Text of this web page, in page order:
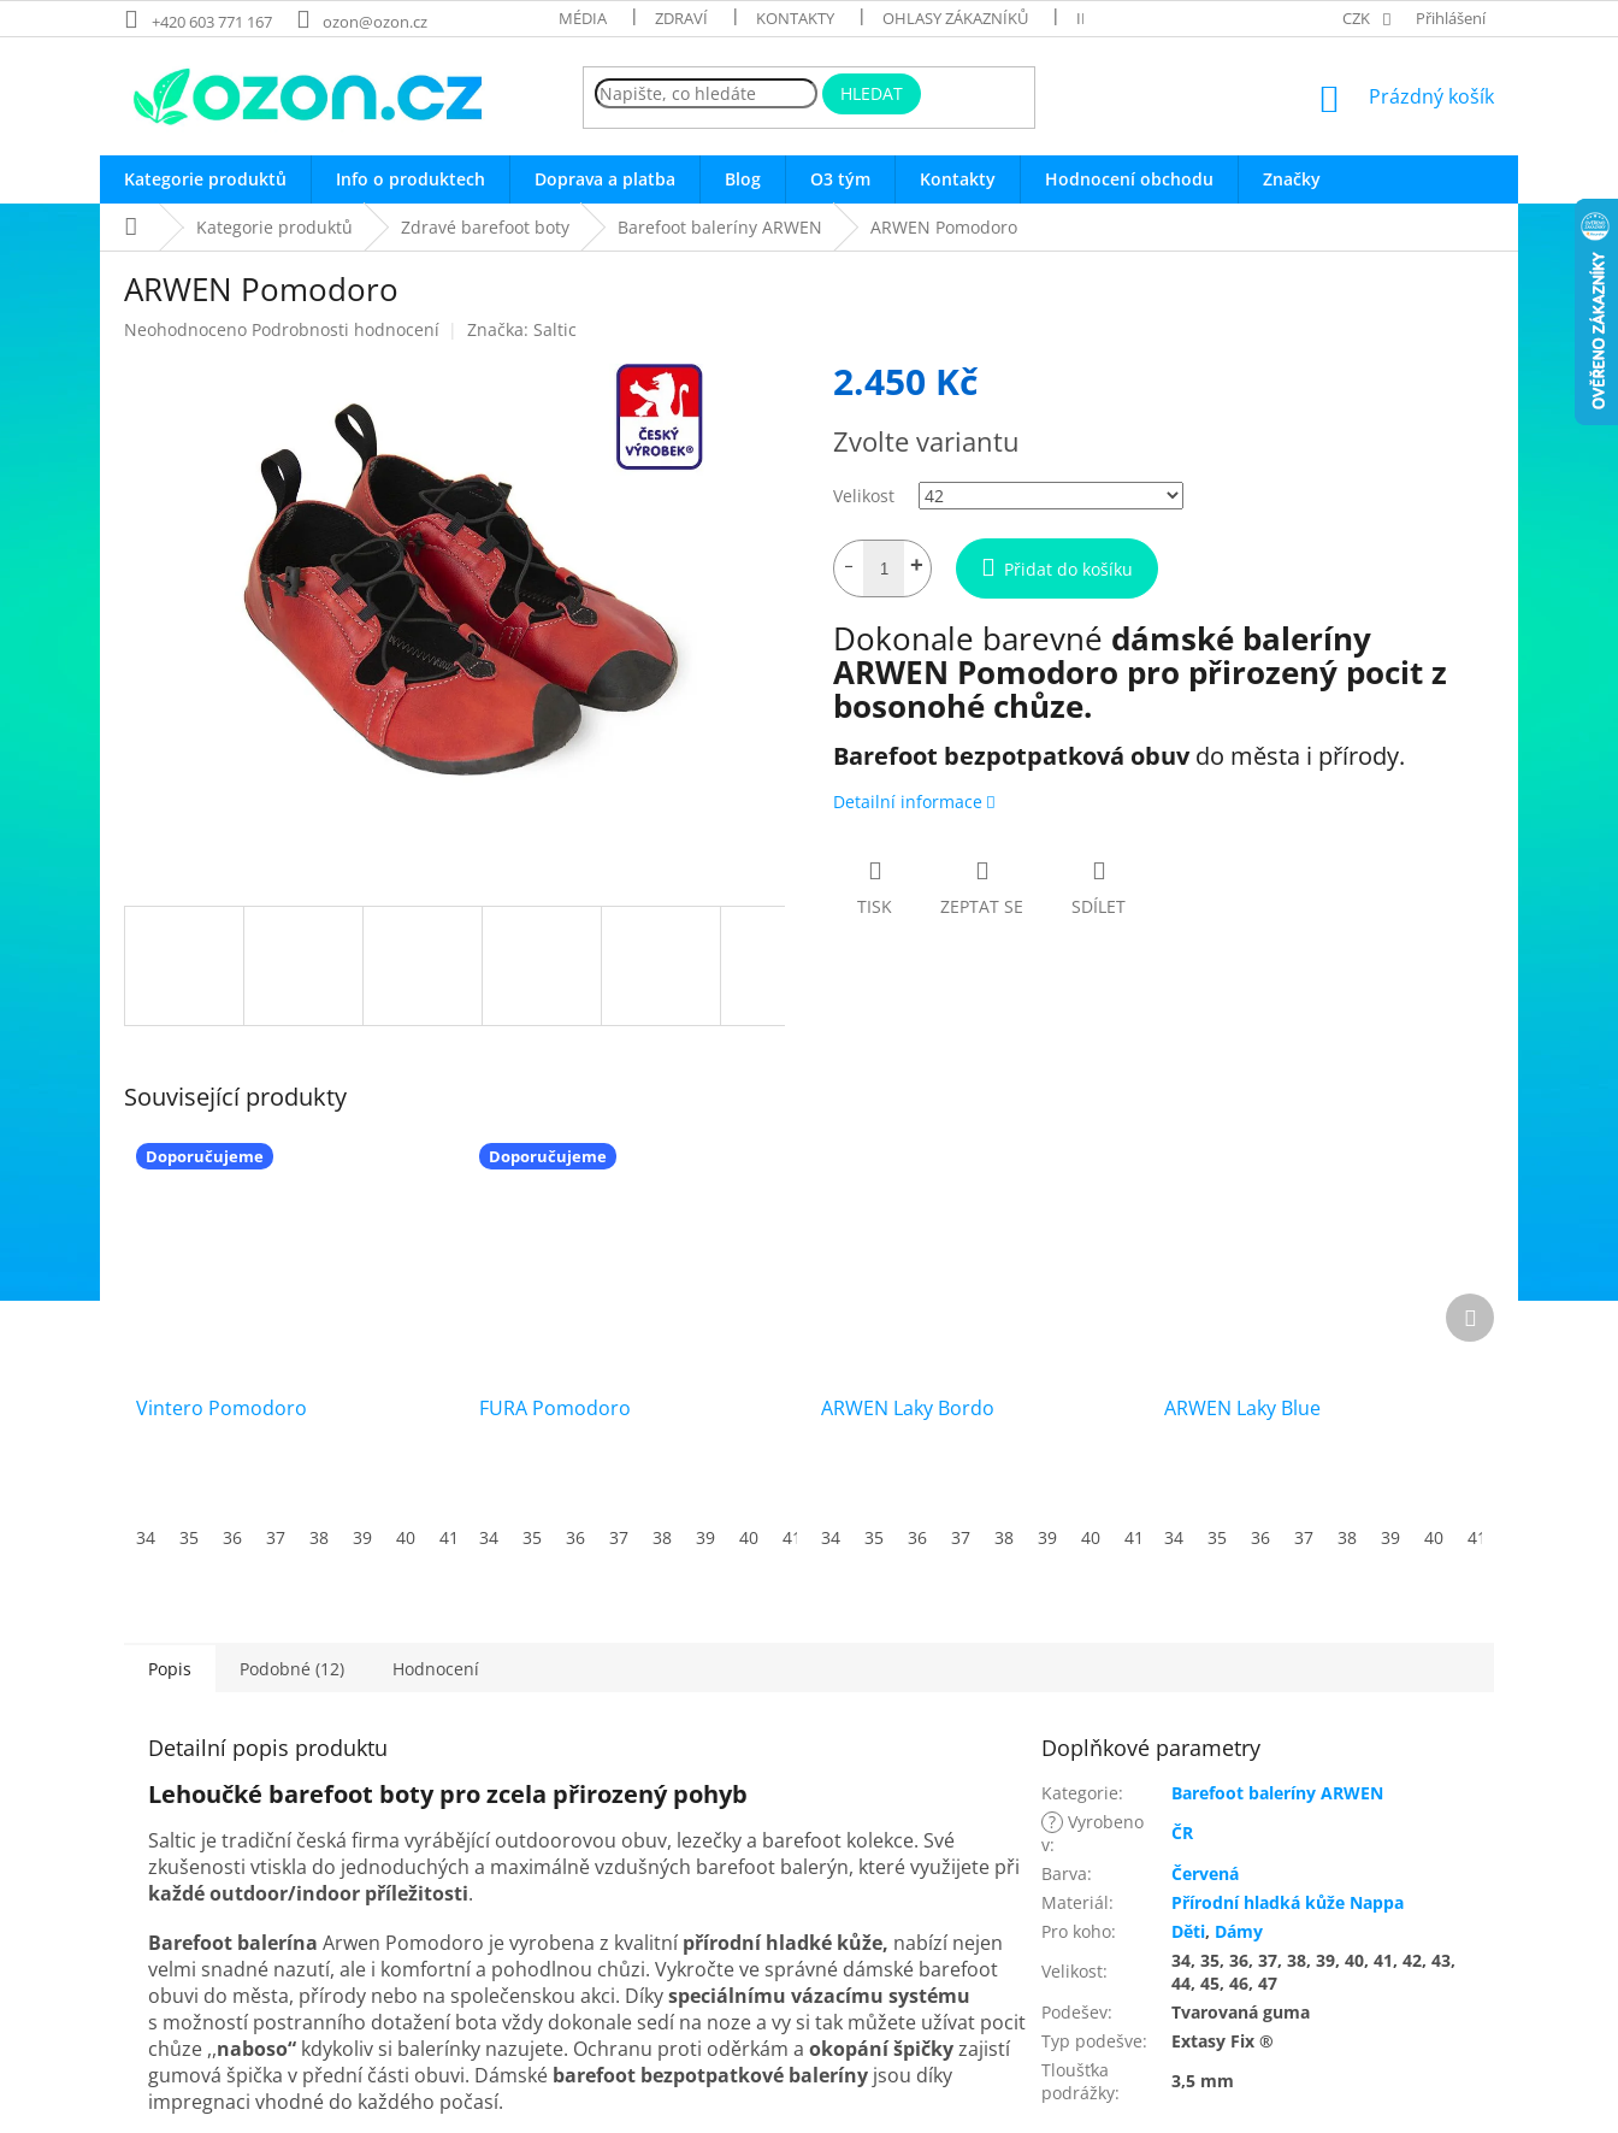
na
+420 603 771 167 ozon@ozon.cz MÉDIA ZDRAVÍ KONTAKTY OHLASY ZÁKAZNÍKŮ INFO O PRODUKTECH OBCHODNÍ PODMÍNKY
CZK Přihlášení
HLEDAT
NÁKUPNÍ
Prázdný košík
Kategorie produktů Info o produktech Doprava a platba Blog O3 tým Kontakty Hodnocení obchodu Značky
Domů Kategorie produktů Zdravé barefoot boty Barefoot baleríny ARWEN ARWEN Pomodoro
ARWEN Pomodoro
Průměrné
Neohodnoceno Podrobnosti hodnocení Značka: Saltic
2.450 Kč
cena:
Zvolte variantu
Velikost
Přidat do košíku
Dokonale barevné dámské baleríny
ARWEN Pomodoro pro přirozený pocit z
bosonohé chůze.
Barefoot bezpotpatková obuvdo města i přírody.
Detailní informace
TISK ZEPTAT SE SDÍLET
Související produkty
Doporučujeme
Vintero Pomodoro
34 35 36 37 38 39 40 41 42 43 44 45 46 47
Doporučujeme
FURA Pomodoro
34 35 36 37 38 39 40 41 42 43 44 45 46 47
ARWEN Laky Bordo
34 35 36 37 38 39 40 41 42 43 44 45
ARWEN Laky Blue
34 35 36 37 38 39 40 41
Další
produkt
Popis Podobné (12) Hodnocení
Detailní popis produktu
Lehoučké barefoot boty pro zcela přirozený pohyb
Saltic je tradiční česká firma vyrábějící outdoorovou obuv, lezečky a barefoot kolekce. Své
zkušenosti vtiskla do jednoduchých a maximálně vzdušných barefoot balerýn, které využijete při
každé outdoor/indoor příležitosti.
Barefoot balerína Arwen Pomodoro je vyrobena z kvalitní přírodní hladké kůže, nabízí nejen
velmi snadné nazutí, ale i komfortní a pohodlnou chůzi. Vykročte ve správné dámské barefoot
obuvi do města, přírody nebo na společenskou akci. Díkyspeciálnímu vázacímu systému
s možností postranního dotažení bota vždy dokonale sedí na noze a vy si tak můžete užívat pocit
chůze ,,naboso“ kdykoliv si balerínky nazujete. Ochranu proti oděrkám a okopání špičkyzajistí
gumová špička v přední části obuvi. Dámské barefoot bezpotpatkové baleríny jsou díky
impregnaci vhodné do každého počasí.
Doplňkové parametry
Kategorie:
Barefoot baleríny ARWEN
? Vyrobeno
v:
ČR
Barva:
Červená
Materiál:
Přírodní hladká kůže Nappa
Pro koho: Děti, Dámy
Velikost:
34, 35, 36, 37, 38, 39, 40, 41, 42, 43,
44, 45, 46, 47
Podešev:
Tvarovaná guma
Typ podešve:
Extasy Fix ®
Tloušťka
podrážky:
3,5 mm